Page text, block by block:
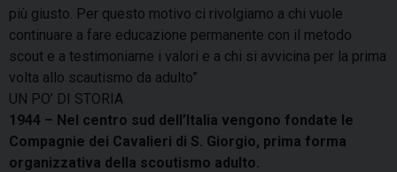
più giusto. Per questo motivo ci rivolgiamo a chi vuole
continuare a fare educazione permanente con il metodo
scout e a testimoniarne i valori e a chi si avvicina per la prima
volta allo scautismo da adulto”
UN PO’ DI STORIA
1944 – Nel centro sud dell’Italia vengono fondate le
Compagnie dei Cavalieri di S. Giorgio, prima forma
organizzativa della scoutismo adulto.